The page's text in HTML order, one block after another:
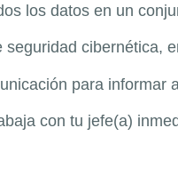
los datos en un
cibernética,
para
con tu jefe(a)